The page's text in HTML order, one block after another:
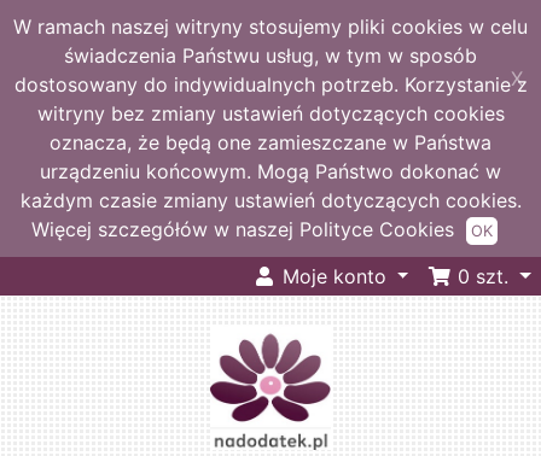
W ramach naszej witryny stosujemy pliki cookies w celu
świadczenia Państwu usług, w tym w sposób
dostosowany do indywidualnych potrzeb. Korzystanie z
witryny bez zmiany ustawień dotyczących cookies
oznacza, że będą one zamieszczane w Państwa
urządzeniu końcowym. Mogą Państwo dokonać w
każdym czasie zmiany ustawień dotyczących cookies.
Więcej szczegółów w naszej Polityce Cookies
X
OK
Moje konto 0 szt.